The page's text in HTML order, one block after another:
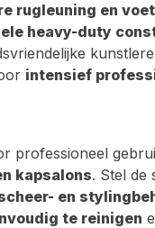
rugleuning en
heavy-duty
intensief
professioneel
kapsalons. Stel de
en
te reinigen